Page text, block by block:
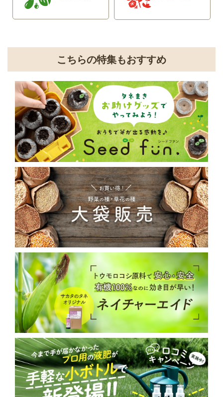
こちらの特集もおすすめ